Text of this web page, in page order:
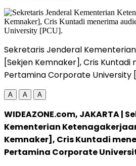
Sekretaris Jenderal
[Sekjen Kemnaker], Cris Kuntadi
Pertamina Corporate University
A A A
WIDEAZONE.com, JAKARTA |
Kementerian
Kemnaker], Cris Kuntadi
Pertamina Corporate